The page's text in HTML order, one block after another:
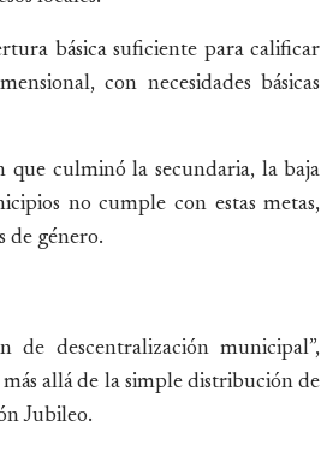
básica suficiente para calificar
con necesidades básicas
que culminó la secundaria, la baja
no cumple con estas metas,
de género.
descentralización municipal”,
allá de la simple distribución de
Jubileo.